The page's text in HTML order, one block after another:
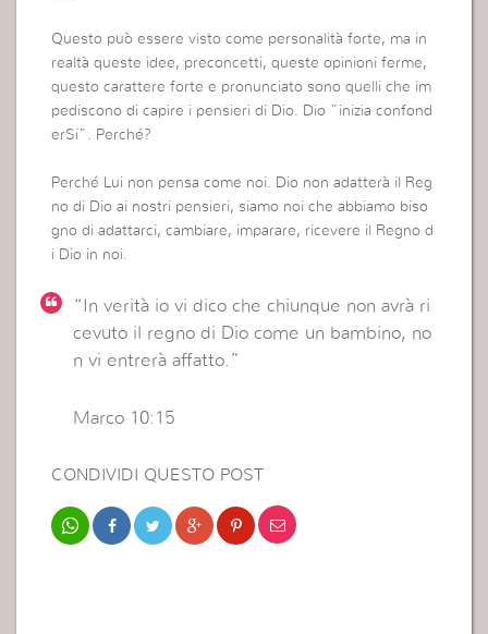
Questo può essere visto come personalità forte, ma in
realtà queste idee, preconcetti, queste opinioni ferme,
questo carattere forte e pronunciato sono quelli che im
pediscono di capire i pensieri di Dio. Dio ”inizia confond
erSi”. Perché?
Perché Lui non pensa come noi. Dio non adatterà il Reg
no di Dio ai nostri pensieri, siamo noi che abbiamo biso
gno di adattarci, cambiare, imparare, ricevere il Regno d
i Dio in noi.
“In verità io vi dico che chiunque non avrà ri
cevuto il regno di Dio come un bambino, no
n vi entrerà affatto.”
Marco 10:15
CONDIVIDI QUESTO POST